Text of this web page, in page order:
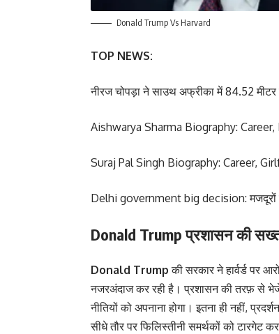
Donald Trump Vs Harvard
TOP NEWS:
नीरज चोपड़ा ने साउथ अफ्रीका में 84.52
Aishwarya Sharma Biography:
Suraj Pal Singh Biography: Career,
Delhi government big decision: मजदूरों
Donald Trumpप्रशासन की
Donald Trump की सरकार ने हार्वर्ड पर
नजरअंदाज कर रही है। प्रशासन की तरफ़ से भेजे
नीतियों को अपनाना होगा। इतना ही नहीं,
सीधे तौर पर फिलिस्तीनी समर्थकों को टारगेट